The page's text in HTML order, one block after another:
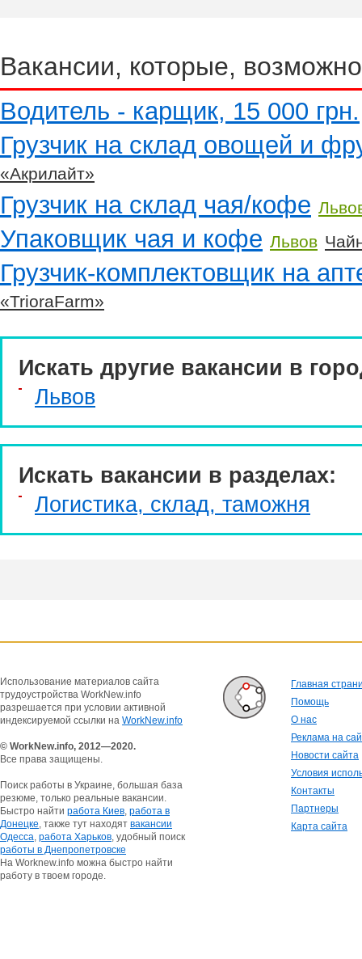
Вакансии, которые,
Водитель - карщик, 15 000 грн.
Грузчик на склад овощей и
«Акрилайт»
Грузчик на склад чая/кофе
Упаковщик чая и кофе Львов
Грузчик-комплектовщик на
«TrioraFarm»
Искать другие вакансии в
Львов
Искать вакансии в разделах:
Логистика, склад, таможня
Использование материалов сайта
трудоустройства WorkNew.info
разрешается при условии активной
индексируемой ссылки на WorkNew.info
© WorkNew.info, 2012—2020.
Все права защищены.
Поиск работы в Украине, большая база
резюме, только реальные вакансии.
Быстро найти работа Киев, работа в
Донецке, также тут находят вакансии
Одесса, работа Харьков, удобный поиск
работы в Днепропетровске
На Worknew.info можна быстро найти
работу в твоем городе.
Главная
Помощь
О нас
Реклама на
Новости сайта
Условия
Контакты
Партнеры
Карта сайта